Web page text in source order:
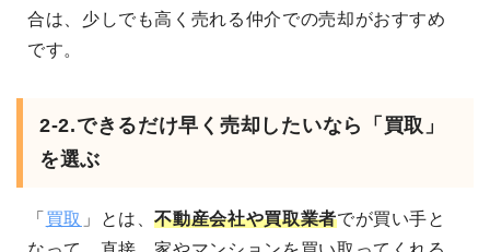
合は、少しでも高く売れる仲介での売却がおすすめ
です。
2-2.できるだけ早く売却したいなら「買取」
を選ぶ
「 買取 」とは、不動産会社や買取業者でが買い手と